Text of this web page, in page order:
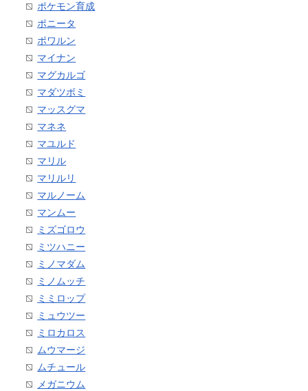
ポケモン育成
ポニータ
ポワルン
マイナン
マグカルゴ
マダツボミ
マッスグマ
マネネ
マユルド
マリル
マリルリ
マルノーム
マンムー
ミズゴロウ
ミツハニー
ミノマダム
ミノムッチ
ミミロップ
ミュウツー
ミロカロス
ムウマージ
ムチュール
メガニウム